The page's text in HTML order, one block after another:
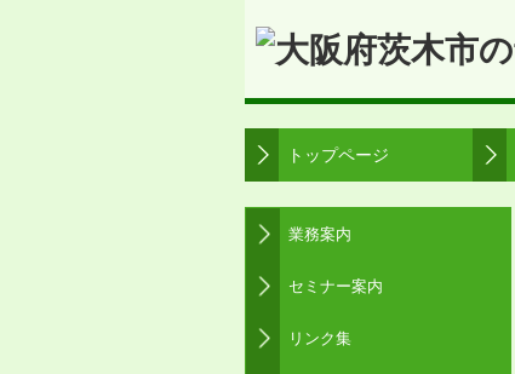
トップページ
業務案内
セミナー案内
リンク集